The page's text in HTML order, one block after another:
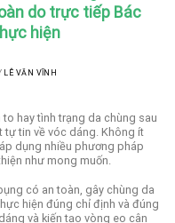
do trực tiếp Bác
hiện
LÊ VĂN VĨNH
hay tình trạng da chùng sau
tự tin về vóc dáng. Không ít
dụng nhiều phương pháp
như mong muốn.
có an toàn, gây chùng da
hiện đúng chỉ định và đúng
và kiến tạo vòng eo cân